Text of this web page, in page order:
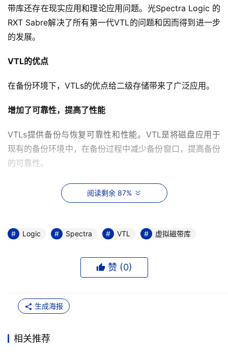
带库还存在现实应用和理论应用问题。光Spectra Logic 的
RXT Sabre解决了所有第一代VTL的问题和因而得到进一步
的发展。
VTL的优点
在备份环境下，VTLs的优点给二级存储带来了广泛应用。
增加了可靠性，提高了性能
VTLs提供备份与恢复可靠性和性能。VTL是将磁盘应用于
现有的备份环境中，在备份过程中减少备份窗口，提高备份
的可靠性。
备份环境的连续性
中，增加了磁盘进行备份。毕竟，最具代表性的备份软件是
将在线磁盘上的数据备份，写到磁带介质中，然后写数据。
VTL被加到备用服务器和物理磁带库之间，因为在备用环境
以磁带形式出现，不需要更改备份策略，增加的VTL可以立
比当作磁盘备份更容易执行
用磁盘做二级存储介质直接备份，实施使用盘盘的间接储
阅读剩余 87%
Logic Spectra VTL 虚拟磁带库
赞 (0)
生成海报
相关推荐